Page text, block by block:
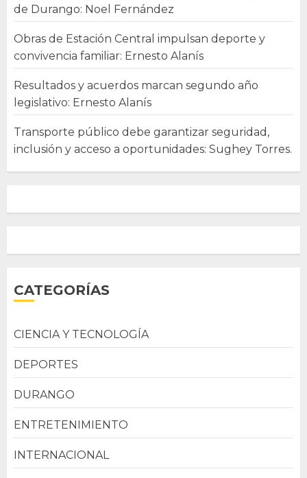
de Durango: Noel Fernández
Obras de Estación Central impulsan deporte y
convivencia familiar: Ernesto Alanís
Resultados y acuerdos marcan segundo año
legislativo: Ernesto Alanís
Transporte público debe garantizar seguridad,
inclusión y acceso a oportunidades: Sughey Torres.
CATEGORÍAS
CIENCIA Y TECNOLOGÍA
DEPORTES
DURANGO
ENTRETENIMIENTO
INTERNACIONAL